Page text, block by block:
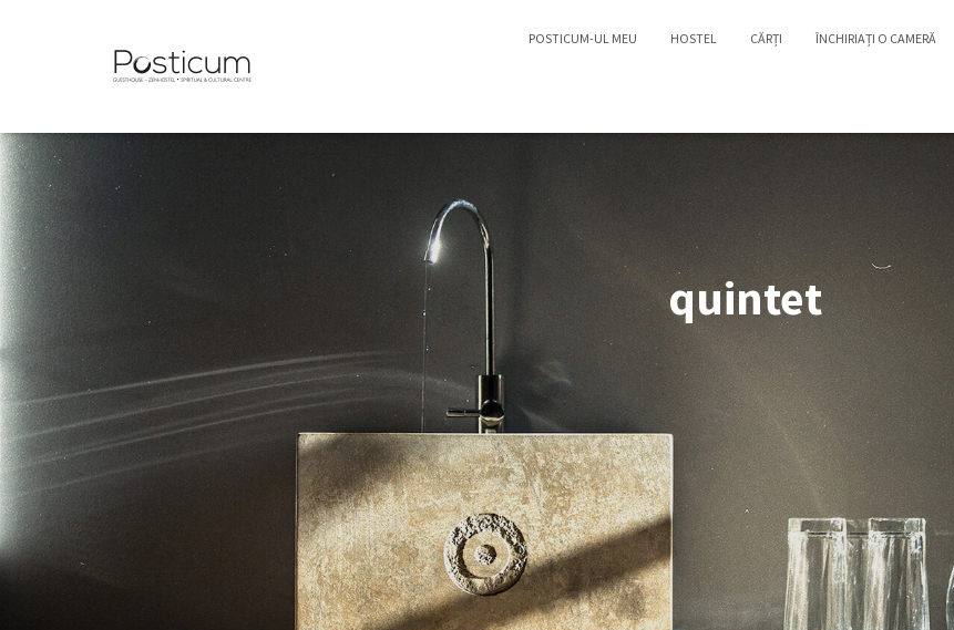
POSTICUM-UL MEU HOSTEL CĂRȚI ÎNCHIRIAȚI O CAMERĂ
quintet